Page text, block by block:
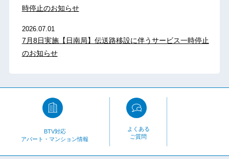
時停止のお知らせ
2026.07.01
7月8日実施【日南局】伝送路移設に伴うサービス一時停止
のお知らせ
BTV対応
アパート・マンション情報
よくある
ご質問